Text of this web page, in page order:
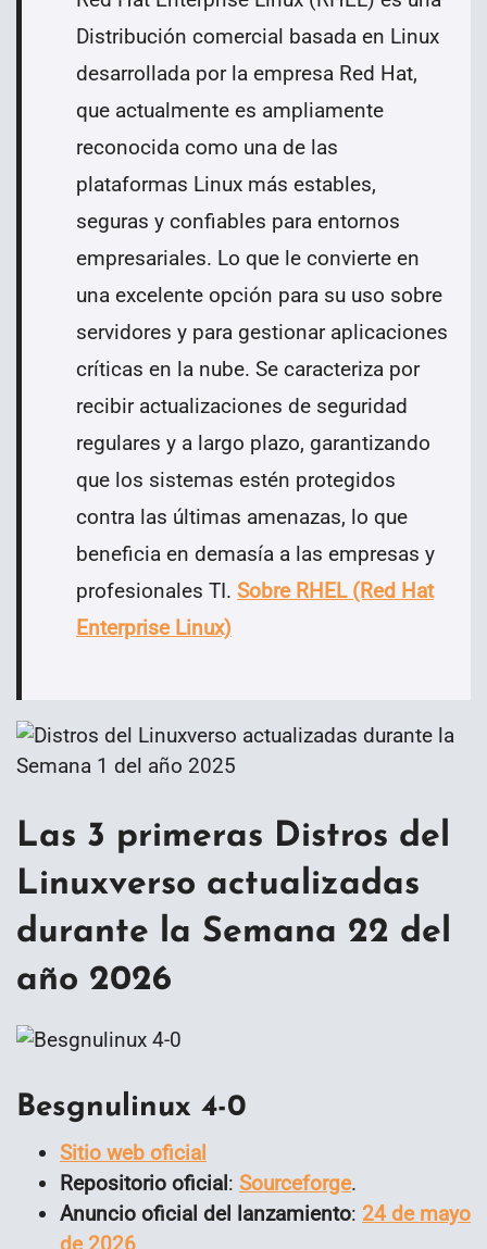
Distribución comercial basada en Linux
desarrollada por la empresa Red Hat,
que actualmente es ampliamente
reconocida como una de las
plataformas Linux más estables,
seguras y confiables para entornos
empresariales. Lo que le convierte en
una excelente opción para su uso sobre
servidores y para gestionar aplicaciones
críticas en la nube. Se caracteriza por
recibir actualizaciones de seguridad
regulares y a largo plazo, garantizando
que los sistemas estén protegidos
contra las últimas amenazas, lo que
beneficia en demasía a las empresas y
profesionales TI. Sobre RHEL (Red Hat
Enterprise Linux)
Las 3 primeras Distros del
Linuxverso actualizadas
durante la Semana 22 del
año 2026
Besgnulinux 4-0
Sitio web oficial
Repositorio oficial: Sourceforge.
Anuncio oficial del lanzamiento: 24 de mayo